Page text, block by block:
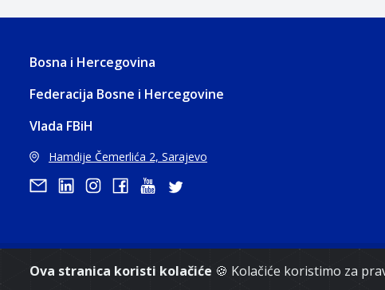
Ova stranica koristi kolačiće 🍪 Kolačiće koristimo za
Bosna i Hercegovina
Federacija Bosne i Hercegovine
Vlada FBiH
Hamdije Čemerlića 2, Sarajevo